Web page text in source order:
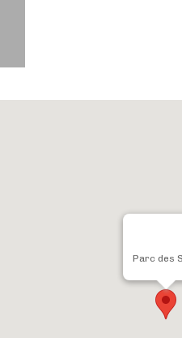
Parc des